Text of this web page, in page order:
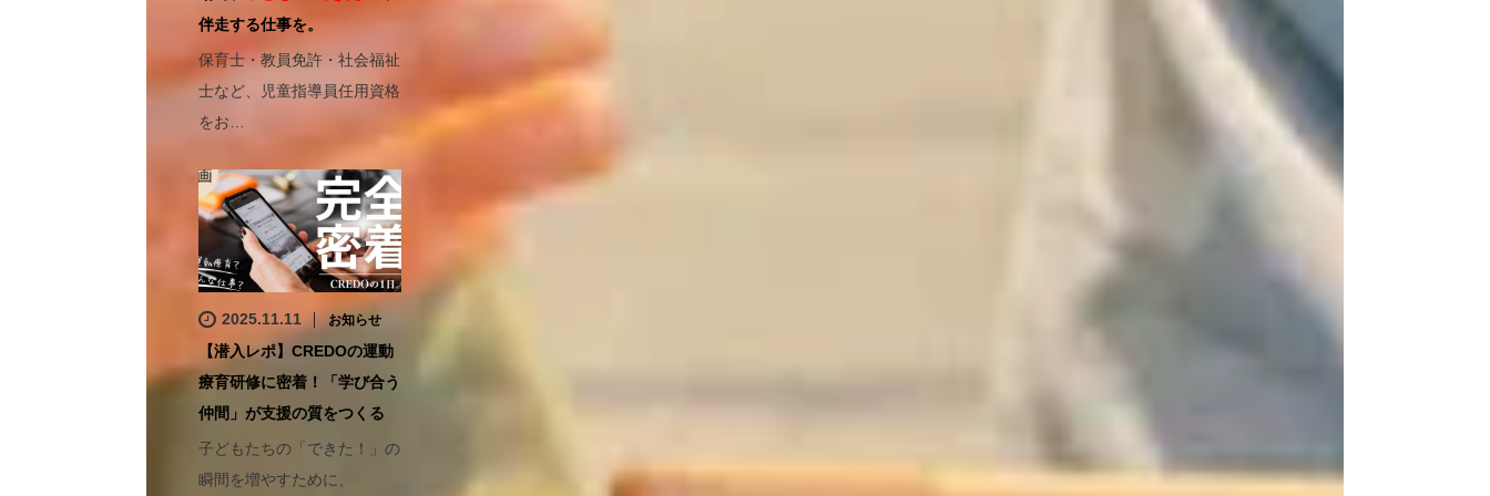
伴走する仕事を。
保育士・教員免許・社会福祉
士など、児童指導員任用資格
をお…
2025.11.11 お知らせ
【潜入レポ】CREDOの運動
療育研修に密着！「学び合う
仲間」が支援の質をつくる
子どもたちの「できた！」の
瞬間を増やすために、